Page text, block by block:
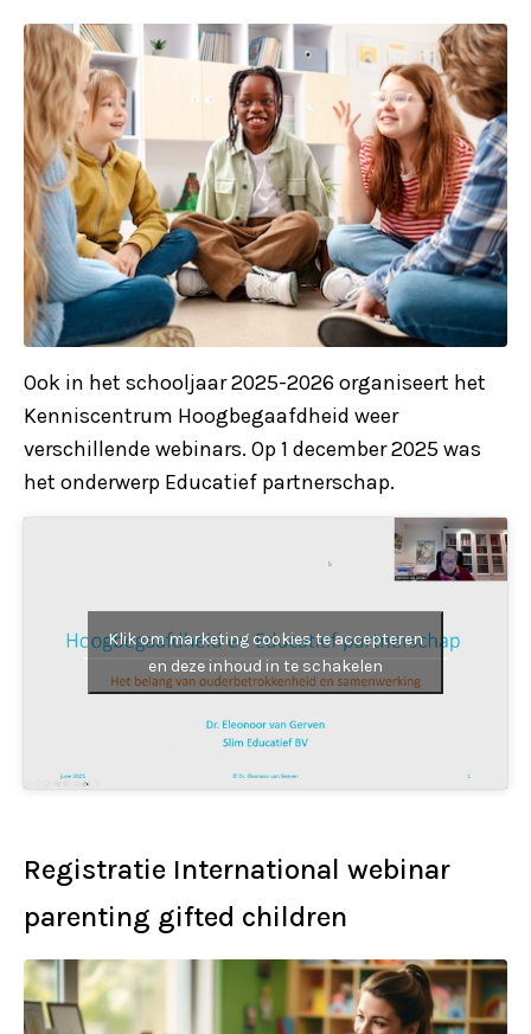
Ook in het schooljaar 2025-2026 organiseert het
Kenniscentrum Hoogbegaafdheid weer
verschillende webinars. Op 1 december 2025 was
het onderwerp Educatief partnerschap.
Klik om marketing cookies te accepteren
en deze inhoud in te schakelen
Registratie International webinar
parenting gifted children